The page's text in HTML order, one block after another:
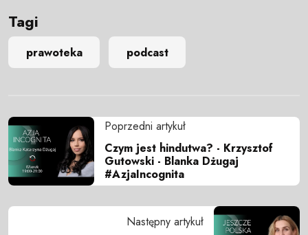
Tagi
prawoteka podcast
Poprzedni artykuł
Czym jest hindutwa? - Krzysztof
Gutowski - Blanka Dżugaj
#AzjaIncognita
Następny artykuł